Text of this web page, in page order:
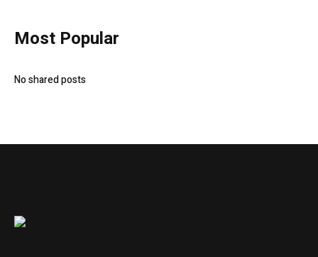
Most Popular
No shared posts